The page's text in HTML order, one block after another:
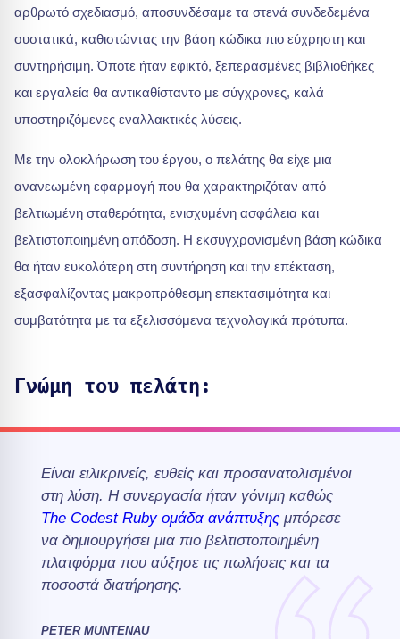
αρθρωτό σχεδιασμό, αποσυνδέσαμε τα στενά συνδεδεμένα
συστατικά, καθιστώντας την βάση κώδικα πιο εύχρηστη και
συντηρήσιμη. Όποτε ήταν εφικτό, ξεπερασμένες βιβλιοθήκες
και εργαλεία θα αντικαθίσταντο με σύγχρονες, καλά
υποστηριζόμενες εναλλακτικές λύσεις.
Με την ολοκλήρωση του έργου, ο πελάτης θα είχε μια
ανανεωμένη εφαρμογή που θα χαρακτηριζόταν από
βελτιωμένη σταθερότητα, ενισχυμένη ασφάλεια και
βελτιστοποιημένη απόδοση. Η εκσυγχρονισμένη βάση κώδικα
θα ήταν ευκολότερη στη συντήρηση και την επέκταση,
εξασφαλίζοντας μακροπρόθεσμη επεκτασιμότητα και
συμβατότητα με τα εξελισσόμενα τεχνολογικά πρότυπα.
Γνώμη του πελάτη:
Είναι ειλικρινείς, ευθείς και προσανατολισμένοι
στη λύση. Η συνεργασία ήταν γόνιμη καθώς
The Codest Ruby ομάδα ανάπτυξης μπόρεσε
να δημιουργήσει μια πιο βελτιστοποιημένη
πλατφόρμα που αύξησε τις πωλήσεις και τα
ποσοστά διατήρησης.
PETER MUNTENAU